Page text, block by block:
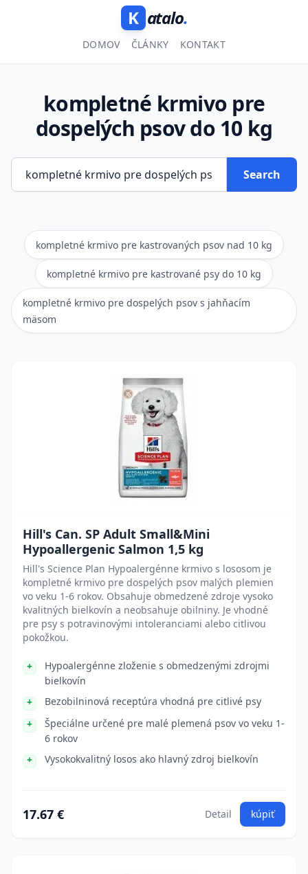
K atalo.
DOMOV ČLÁNKY KONTAKT
kompletné krmivo pre
dospelých psov do 10 kg
Search
kompletné krmivo pre kastrovaných psov nad 10 kg
kompletné krmivo pre kastrované psy do 10 kg
kompletné krmivo pre dospelých psov s jahňacím
mäsom
Hill's Can. SP Adult Small&Mini
Hypoallergenic Salmon 1,5 kg
Hill's Science Plan Hypoalergénne krmivo s lososom je
kompletné krmivo pre dospelých psov malých plemien
vo veku 1-6 rokov. Obsahuje obmedzené zdroje vysoko
kvalitných bielkovín a neobsahuje obilniny. Je vhodné
pre psy s potravinovými intoleranciami alebo citlivou
pokožkou.
Hypoalergénne zloženie s obmedzenými zdrojmi
bielkovín
Bezobilninová receptúra vhodná pre citlivé psy
Špeciálne určené pre malé plemená psov vo veku 1-
6 rokov
Vysokokvalitný losos ako hlavný zdroj bielkovín
17.67 € Detail kúpiť